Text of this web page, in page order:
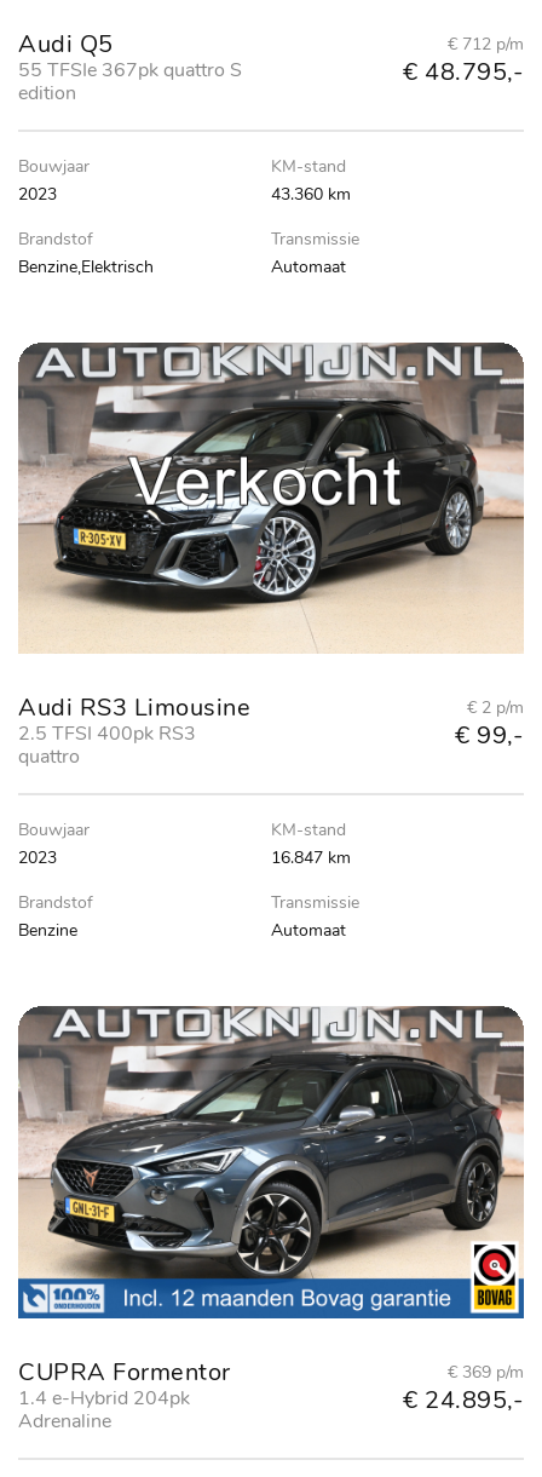
Audi Q5
55 TFSIe 367pk quattro S
edition
€ 712 p/m
€ 48.795,-
Bouwjaar
2023
KM-stand
43.360 km
Brandstof
Benzine,Elektrisch
Transmissie
Automaat
Audi RS3 Limousine
2.5 TFSI 400pk RS3
quattro
€ 2 p/m
€ 99,-
Bouwjaar
2023
KM-stand
16.847 km
Brandstof
Benzine
Transmissie
Automaat
CUPRA Formentor
1.4 e-Hybrid 204pk
Adrenaline
€ 369 p/m
€ 24.895,-